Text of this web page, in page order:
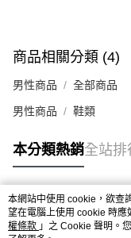
商品相關分類 (4)
男性商品 全部商品
男性商品 鞋類
本分類熱銷全站排
熱門標籤
本網站中使用 cookie，欲查
望在電腦上使用 cookie 時應
權條款 」之 Cookie 聲明。